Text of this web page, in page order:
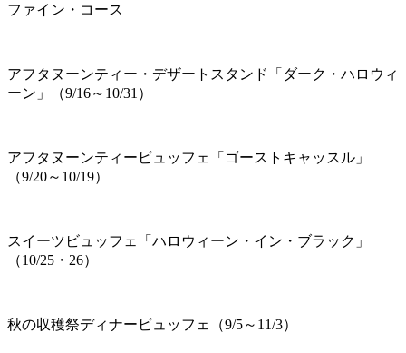
ファイン・コース
アフタヌーンティー・デザートスタンド「ダーク・ハロウィ
ーン」（9/16～10/31）
アフタヌーンティービュッフェ「ゴーストキャッスル」
（9/20～10/19）
スイーツビュッフェ「ハロウィーン・イン・ブラック」
（10/25・26）
秋の収穫祭ディナービュッフェ（9/5～11/3）